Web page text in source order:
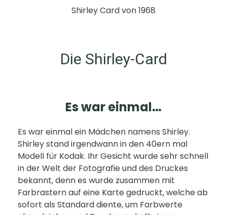
Shirley Card von 1968
Die Shirley-Card
Es war einmal…
Es war einmal ein Mädchen namens Shirley.
Shirley stand irgendwann in den 40ern mal
Modell für Kodak. Ihr Gesicht wurde sehr schnell
in der Welt der Fotografie und des Druckes
bekannt, denn es wurde zusammen mit
Farbrastern auf eine Karte gedruckt, welche ab
sofort als Standard diente, um Farbwerte